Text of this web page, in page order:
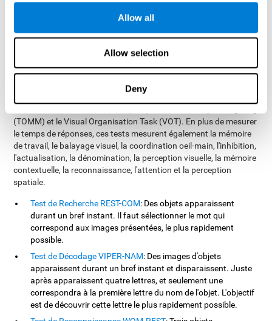
Allow all
Allow selection
Deny
de savoir si un enfant à des problèmes de perception, de
traitement ou des problèmes moteurs), dans le domaine de la
santé (pour détecter des problèmes légers chez des patients) ou
dans le domaine professionnel (pour savoir quels employés sont
les mieux préparés pour certaines activités qui impliquent agir
rapidement face à certaines circonstances).
Les tests offerts par CogniFit pour mesurer le temps de réaction
sont basés sur les tests NEPSY, Variables of Attention (TOVA),
(TOMM) et le Visual Organisation Task (VOT). En plus de mesurer
le temps de réponses, ces tests mesurent également la mémoire
de travail, le balayage visuel, la coordination oeil-main, l'inhibition,
l'actualisation, la dénomination, la perception visuelle, la mémoire
contextuelle, la reconnaissance, l'attention et la perception
spatiale.
Test de Recherche REST-COM: Des objets apparaissent
durant un bref instant. Il faut sélectionner le mot qui
correspond aux images présentées, le plus rapidement
possible.
Test de Décodage VIPER-NAM: Des images d'objets
apparaissent durant un bref instant et disparaissent. Juste
après apparaissent quatre lettres, et seulement une
correspondra à la première lettre du nom de l'objet. L'objectif
est de découvrir cette lettre le plus rapidement possible.